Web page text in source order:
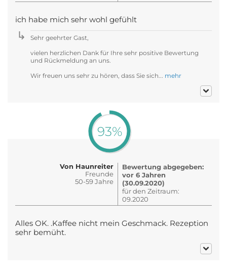
ich habe mich sehr wohl gefühlt
Sehr geehrter Gast,
vielen herzlichen Dank für Ihre sehr positive Bewertung
und Rückmeldung an uns.
Wir freuen uns sehr zu hören, dass Sie sich... mehr
93%
Von Haunreiter
Freunde
50-59 Jahre
Bewertung abgegeben:
vor 6 Jahren
(30.09.2020)
für den Zeitraum:
09.2020
Alles OK. .Kaffee nicht mein Geschmack. Rezeption
sehr bemüht.